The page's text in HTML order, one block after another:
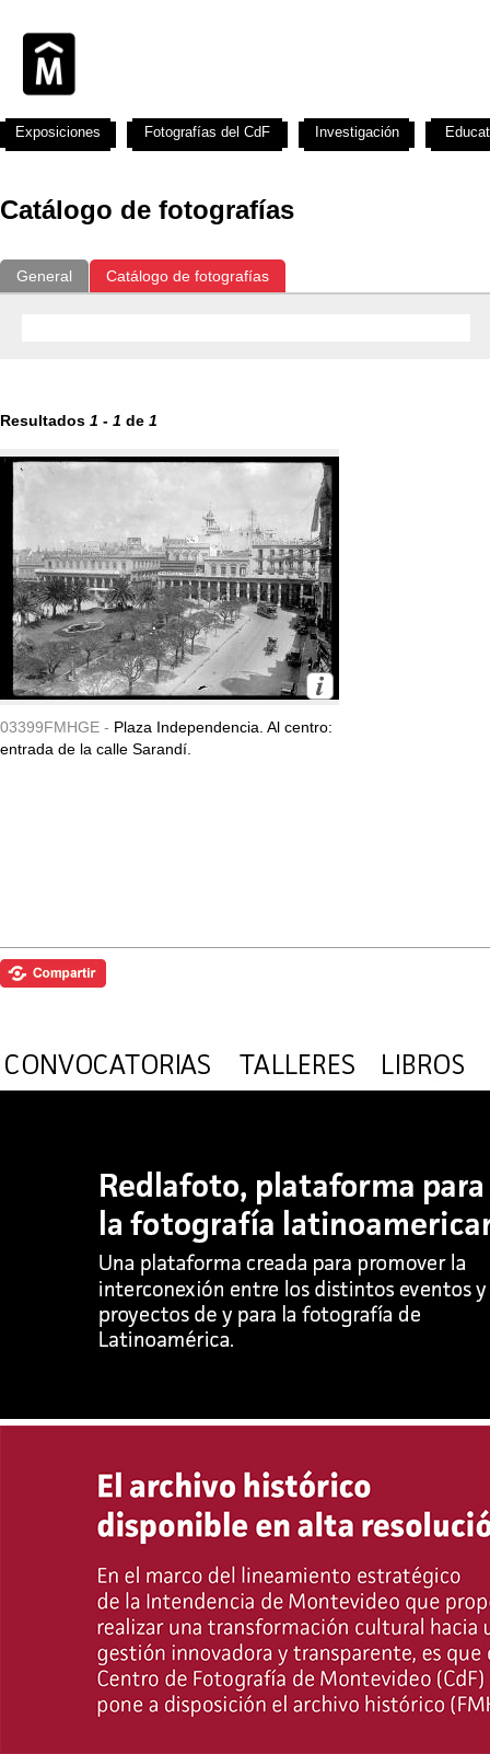
Catálogo de fotografías
General Catálogo de fotografías
Resultados 1 - 1 de 1
03399FMHGE - Plaza Independencia. Al centro:
entrada de la calle Sarandí.
Exposiciones Fotografías del CdF Investigación